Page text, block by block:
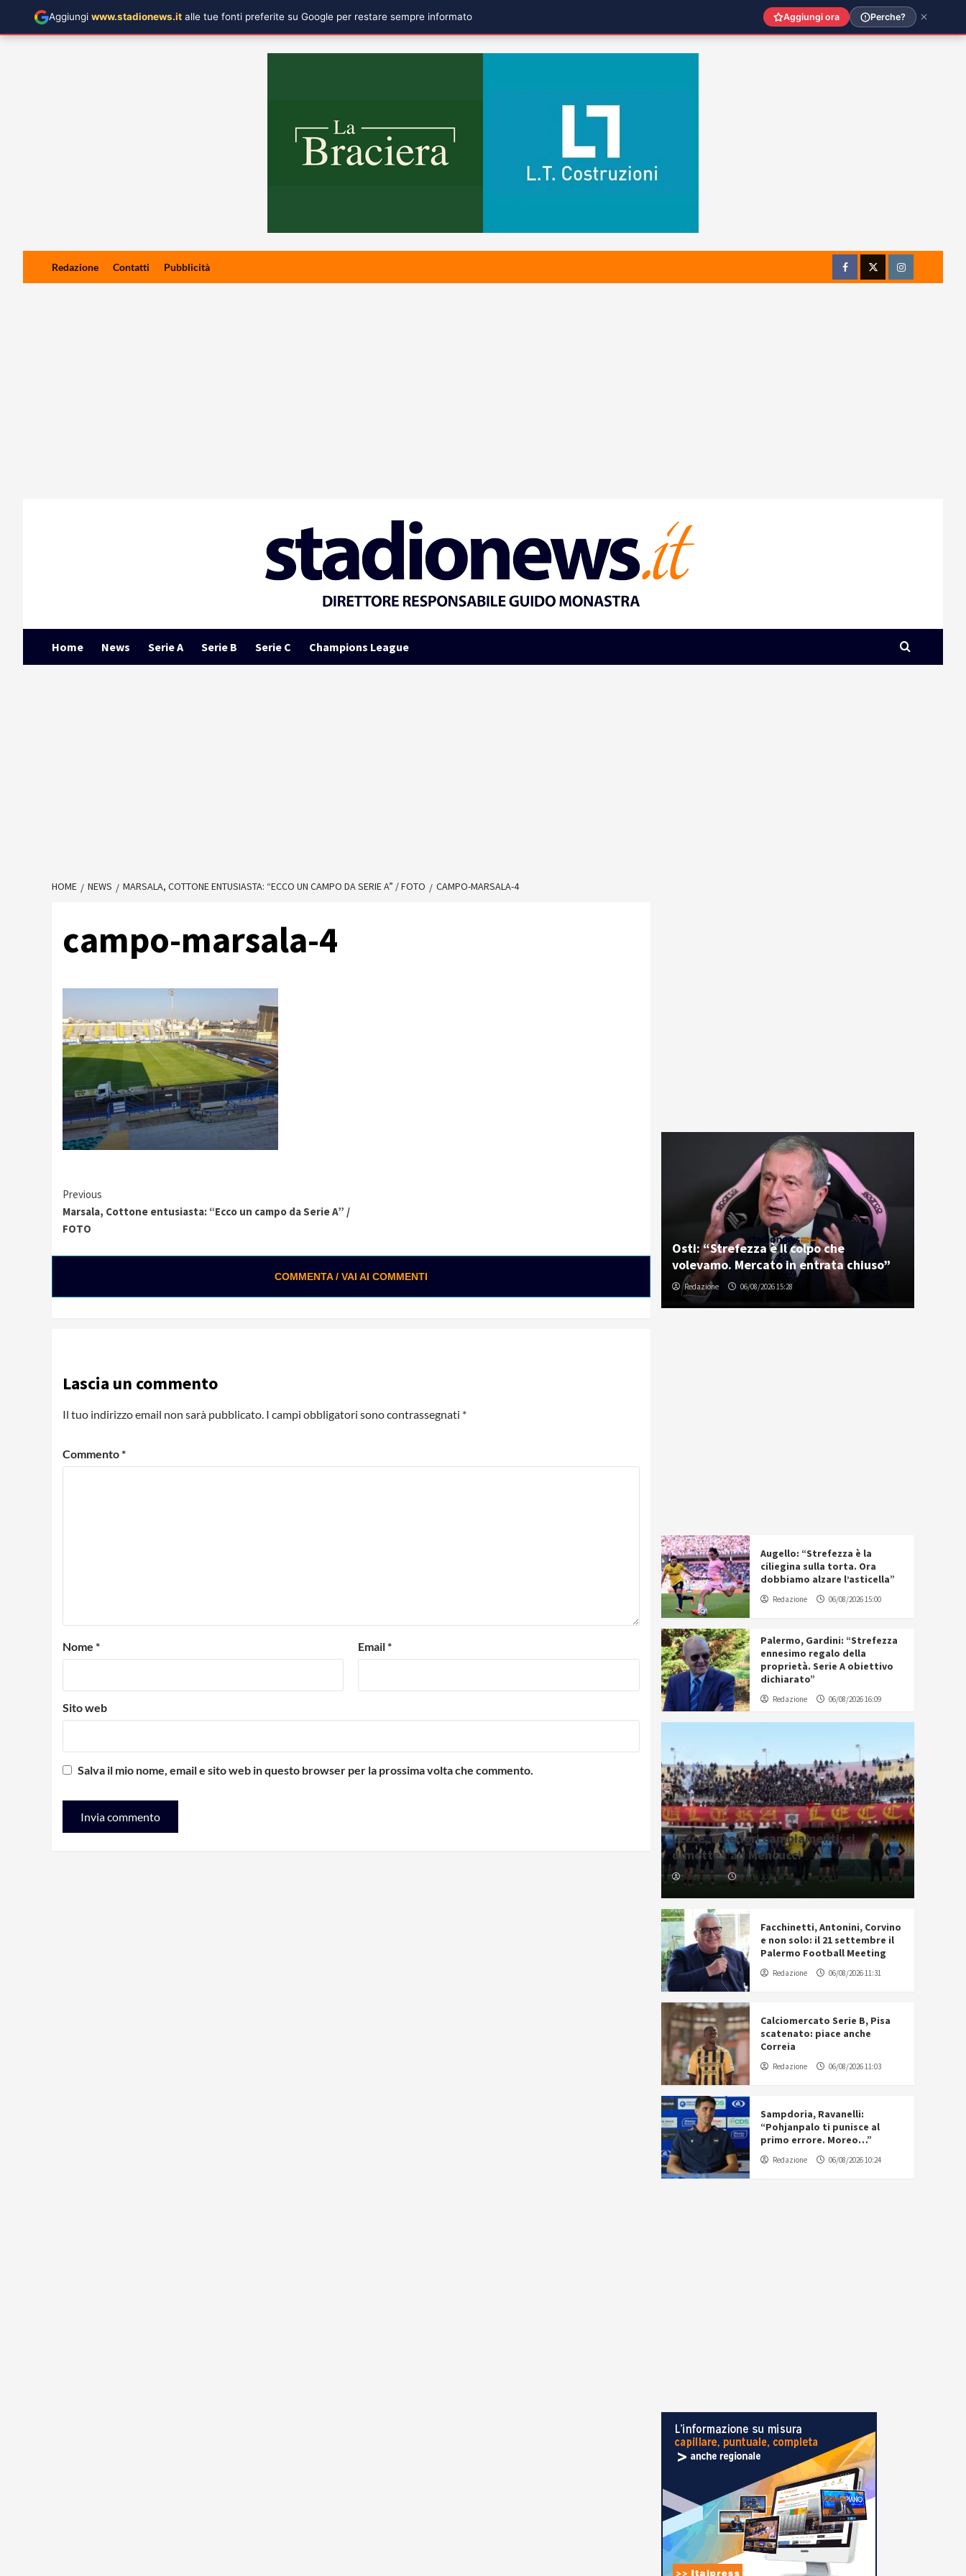
Redazione Contatti Pubblicità
FacebookTwitterInstagram
Home News Serie A Serie B Serie C Champions League
HOME NEWS MARSALA, COTTONE ENTUSIASTA: “ECCO UN CAMPO DA SERIE A” / FOTO CAMPO-MARSALA-4
campo-marsala-4
Continue
Reading
Previous
Marsala, Cottone entusiasta: “Ecco un campo da Serie A” /
FOTO
COMMENTA / VAI AI COMMENTI
Lascia un commento
Il tuo indirizzo email non sarà pubblicato. I campi obbligatori sono contrassegnati *
Commento*
Nome * Email*
Sito web
Salva il mio nome, email e sito web in questo browser per la prossima volta che commento.
Osti: “Strefezza è il colpo che
volevamo. Mercato in entrata chiuso”
Redazione 06/08/2026 15:28
Augello: “Strefezza è la
ciliegina sulla torta. Ora
dobbiamo alzare l’asticella”
Redazione 06/08/2026 15:00
Palermo, Gardini: “Strefezza
ennesimo regalo della
proprietà. Serie A obiettivo
dichiarato”
Redazione 06/08/2026 16:09
Lecce, ulteriori cambiamenti: si
dimette l’ad Mencucci
Redazione 06/08/2026 16:21
Facchinetti, Antonini, Corvino
e non solo: il 21 settembre il
Palermo Football Meeting
Redazione 06/08/2026 11:31
Calciomercato Serie B, Pisa
scatenato: piace anche
Correia
Redazione 06/08/2026 11:03
Sampdoria, Ravanelli:
“Pohjanpalo ti punisce al
primo errore. Moreo…”
Redazione 06/08/2026 10:24
Aggiungi www.stadionews.it alle tue fonti preferite su Google per restare sempre informato Aggiungi ora Perche?